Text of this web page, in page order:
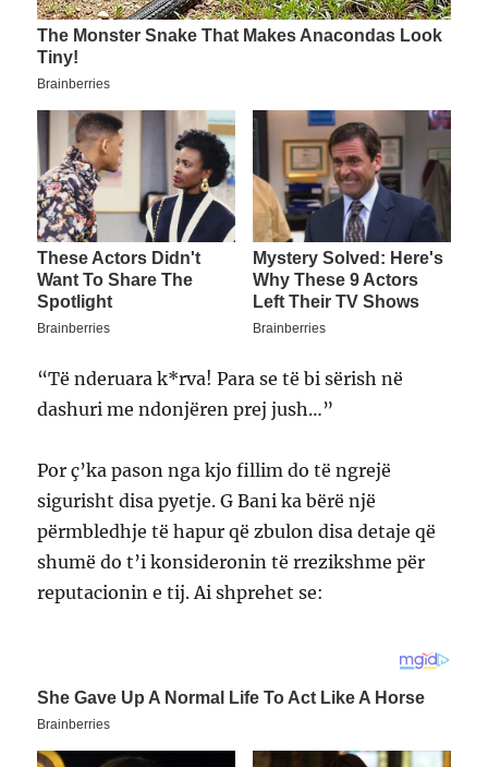
“Të nderuara k*rva! Para se të bi sërish në
dashuri me ndonjëren prej jush…”
Por ç’ka pason nga kjo fillim do të ngrejë
sigurisht disa pyetje. G Bani ka bërë një
përmbledhje të hapur që zbulon disa detaje që
shumë do t’i konsideronin të rrezikshme për
reputacionin e tij. Ai shprehet se: